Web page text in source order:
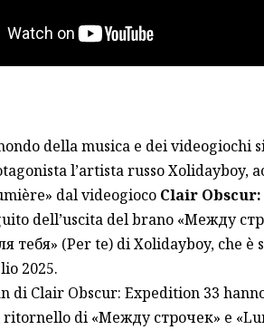
della musica e dei videogiochi
l’artista russo Xolidayboy,
dal videogioco Clair
dell’uscita del brano «Meжду
тебя» (Per te) di Xolidayboy, che
2025.
di Clair Obscur: Expedition 33
ritornello di «Meжду строчек» e